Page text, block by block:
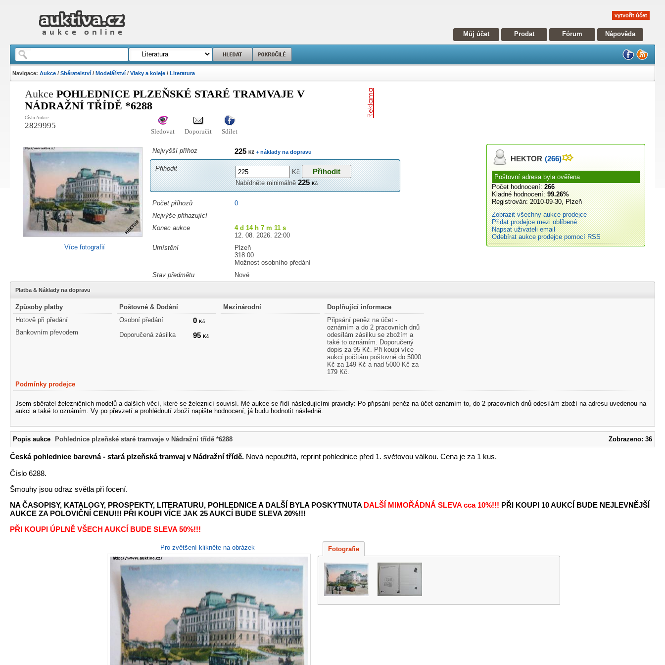
vytvořit účet
Můj účet Prodat Fórum Nápověda
Navigace:Aukce /Sběratelství /Modelářství /Vlaky a koleje /Literatura
AukcePOHLEDNICE PLZEŇSKÉ STARÉ TRAMVAJE V
NÁDRAŽNÍ TŘÍDĚ *6288
Číslo Aukce:
2829995
Sledovat Doporučit Sdílet
Více fotografií
Nejvyšší příhoz 225Kč + náklady na dopravu
Přihodit
Kč
Nabídněte minimálně225Kč
Počet příhozů
0
Nejvýše přihazující
Konec aukce
4 d 14 h 7 m 10 s
12. 08. 2026. 22:00
Umístění
Plzeň
318 00
Možnost osobního předání
Stav předmětu
Nové
HEKTOR (266)
Poštovní adresa byla ověřena
Počet hodnocení: 266
Kladné hodnocení: 99.26%
Registrován: 2010-09-30, Plzeň
Zobrazit všechny aukce prodejce
Přidat prodejce mezi oblíbené
Napsat uživateli email
Odebírat aukce prodejce pomocí RSS
Platba & Náklady na dopravu
Způsoby platby
Hotově při předání
Bankovním převodem
Poštovné & Dodání
Osobní předání
0Kč
Doporučená zásilka 95Kč
Mezinárodní
Doplňující informace
Připsání peněz na účet -
oznámím a do 2 pracovních dnů
odesílám zásilku se zbožím a
také to oznámím. Doporučený
dopis za 95 Kč. Při koupi více
aukcí počítám poštovné do 5000
Kč za 149 Kč a nad 5000 Kč za
179 Kč.
Podmínky prodejce
Jsem sběratel železničních modelů a dalších věcí, které se železnicí souvisí. Mé aukce se řídí následujícími pravidly: Po připsání peněz na účet oznámím to, do 2 pracovních dnů odesílám zboží na adresu uvedenou na
aukci a také to oznámím. Vy po převzetí a prohlédnutí zboží napište hodnocení, já budu hodnotit následně.
Popis aukce Pohlednice plzeňské staré tramvaje v Nádražní třídě *6288 Zobrazeno: 36
Česká pohlednice barevná - stará plzeňská tramvaj v Nádražní třídě. Nová nepoužitá, reprint pohlednice před 1. světovou válkou. Cena je za 1 kus.
Číslo 6288.
Šmouhy jsou odraz světla při focení.
NA ČASOPISY, KATALOGY, PROSPEKTY, LITERATURU, POHLEDNICE A DALŠÍ BYLA POSKYTNUTA DALŠÍ MIMOŘÁDNÁ SLEVA cca 10%!!! PŘI KOUPI 10 AUKCÍ BUDE NEJLEVNĚJŠÍ
AUKCE ZA POLOVIČNÍ CENU!!! PŘI KOUPI VÍCE JAK 25 AUKCÍ BUDE SLEVA 20%!!!
PŘI KOUPI ÚPLNĚ VŠECH AUKCÍ BUDE SLEVA 50%!!!
Pro zvětšení klikněte na obrázek Fotografie